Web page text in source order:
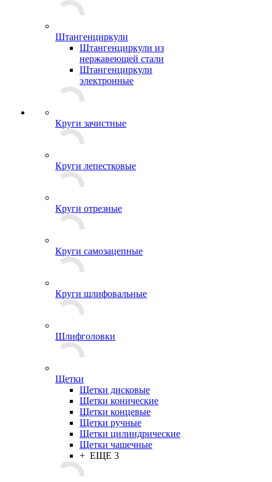
Штангенциркули
Штангенциркули из
нержавеющей стали
Штангенциркули
электронные
Круги зачистные
Круги лепестковые
Круги отрезные
Круги самозацепные
Круги шлифовальные
Шлифголовки
Щетки
Щетки дисковые
Щетки конические
Щетки концевые
Щетки ручные
Щетки цилиндрические
Щетки чашечные
+ ЕЩЕ 3